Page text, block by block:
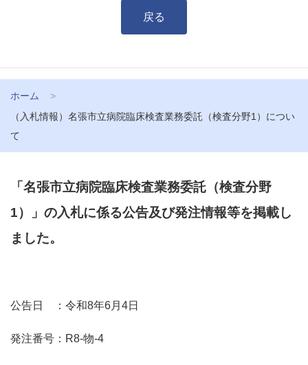
戻る
ホーム
（入札情報）名張市立病院臨床検査業務委託（検査分野1）につい
て
「名張市立病院臨床検査業務委託（検査分野
1）」の入札に係る公告及び発注情報等を掲載し
ました。
公告日 ：令和8年6月4日
発注番号：R8-物-4